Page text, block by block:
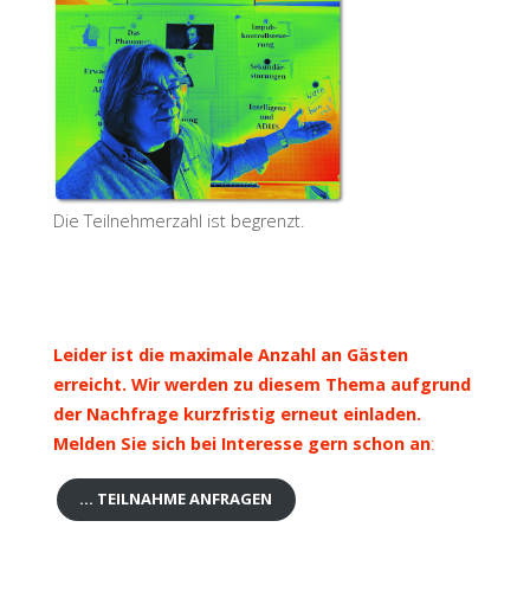
Die Teilnehmerzahl ist begrenzt.
Leider ist die maximale Anzahl an Gästen
erreicht. Wir werden zu diesem Thema aufgrund
der Nachfrage kurzfristig erneut einladen.
Melden Sie sich bei Interesse gern schon an:
… TEILNAHME ANFRAGEN